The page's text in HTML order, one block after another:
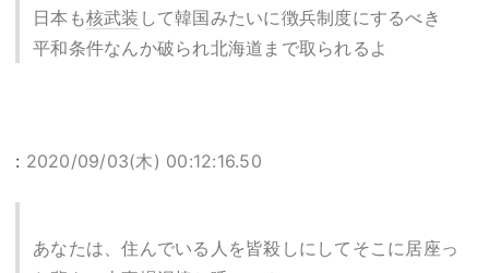
日本も核武装 して韓国みたいに徴兵制度にするべき
平和条件なんか破られ北海道まで取られるよ
: 2020/09/03(木) 00:12:16.50
あなたは、住んでいる人を皆殺しにしてそこに居座っ